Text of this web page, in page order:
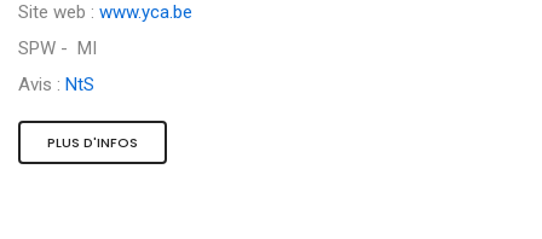
Site web : www.yca.be
SPW - MI
Avis : NtS
PLUS D'INFOS